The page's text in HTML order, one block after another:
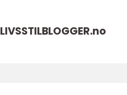
LIVSSTILBLOGGER.no